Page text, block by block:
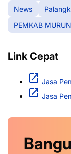
News
PEMKAB
Link Cepat
Jasa
Jasa